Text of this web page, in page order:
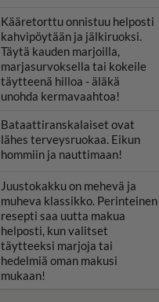
Kääretorttu onnistuu helposti
kahvipöytään ja jälkiruoksi.
Täytä kauden marjoilla,
marjasurvoksella tai kokeile
täytteenä hilloa - äläkä
unohda kermavaahtoa!
Bataattiranskalaiset ovat
lähes terveysruokaa. Eikun
hommiin ja nauttimaan!
Juustokakku on mehevä ja
muheva klassikko. Perinteinen
resepti saa uutta makua
helposti, kun valitset
täytteeksi marjoja tai
hedelmiä oman makusi
mukaan!